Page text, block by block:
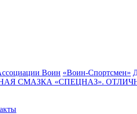
Воин «Воин-Спортсмен»
СМАЗКА «СПЕЦНАЗ».